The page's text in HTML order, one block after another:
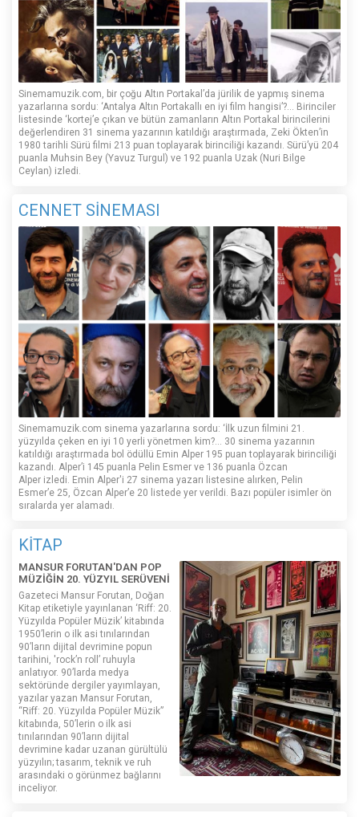
Sinemamuzik.com, bir çoğu Altın Portakal’da jürilik de yapmış sinema
yazarlarına sordu: ‘Antalya Altın Portakallı en iyi film hangisi’?... Birinciler
listesinde ‘kortej’e çıkan ve bütün zamanların Altın Portakal birincilerini
değerlendiren 31 sinema yazarının katıldığı araştırmada, Zeki Ökten’in
1980 tarihli Sürü filmi 213 puan toplayarak birinciliği kazandı. Sürü’yü 204
puanla Muhsin Bey (Yavuz Turgul) ve 192 puanla Uzak (Nuri Bilge
Ceylan) izledi.
CENNET SİNEMASI
Sinemamuzik.com sinema yazarlarına sordu: ‘İlk uzun filmini 21.
yüzyılda çeken en iyi 10 yerli yönetmen kim?... 30 sinema yazarının
katıldığı araştırmada bol ödüllü Emin Alper 195 puan toplayarak birinciliği
kazandı. Alper’i 145 puanla Pelin Esmer ve 136 puanla Özcan
Alper izledi. Emin Alper'i 27 sinema yazarı listesine alırken, Pelin
Esmer’e 25, Özcan Alper’e 20 listede yer verildi. Bazı popüler isimler ön
sıralarda yer alamadı.
KİTAP
MANSUR FORUTAN'DAN POP
MÜZİĞİN 20. YÜZYIL SERÜVENİ
Gazeteci Mansur Forutan, Doğan
Kitap etiketiyle yayınlanan ‘Riff: 20.
Yüzyılda Popüler Müzik’ kitabında
1950’lerin o ilk asi tınılarından
90’ların dijital devrimine popun
tarihini, 'rock’n roll’ ruhuyla
anlatıyor. 90’larda medya
sektöründe dergiler yayımlayan,
yazılar yazan Mansur Forutan,
“Riff: 20. Yüzyılda Popüler Müzik”
kitabında, 50’lerin o ilk asi
tınılarından 90’ların dijital
devrimine kadar uzanan gürültülü
yüzyılın; tasarım, teknik ve ruh
arasındaki o görünmez bağlarını
inceliyor.